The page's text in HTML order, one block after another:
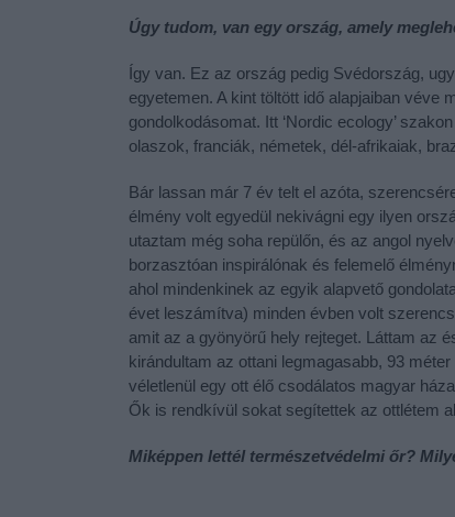
Úgy tudom, van egy ország, amely
Így van. Ez az ország pedig Svédország,
egyetemen. A kint töltött idő alapjaiban véve
gondolkodásomat. Itt ‘Nordic ecology’
olaszok, franciák, németek, dél-afrikaiak,
Bár lassan már 7 év telt el azóta,
élmény volt egyedül nekivágni egy ilyen
utaztam még soha repülőn, és az angol
borzasztóan inspirálónak és felemelő
ahol mindenkinek az egyik alapvető
évet leszámítva) minden évben volt
amit az a gyönyörű hely rejteget. Láttam az
kirándultam az ottani legmagasabb, 93
véletlenül egy ott élő csodálatos magyar
Ők is rendkívül sokat segítettek az ottlétem
Miképpen lettél természetvédelmi őr?